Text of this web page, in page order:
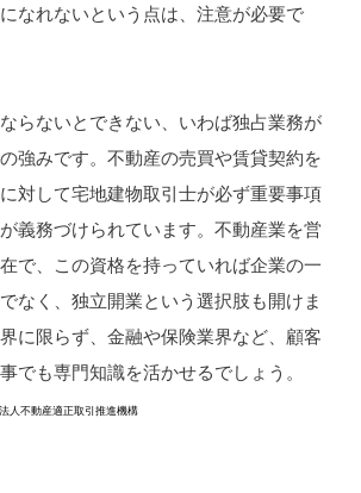
なれないという点は、注意が必要で
らないとできない、いわば独占業務が
強みです。不動産の売買や賃貸契約を
対して宅地建物取引士が必ず重要事項
義務づけられています。不動産業を営
で、この資格を持っていれば企業の一
なく、独立開業という選択肢も開けま
に限らず、金融や保険業界など、顧客
でも専門知識を活かせるでしょう。
人不動産適正取引推進機構